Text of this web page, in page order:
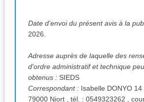
Date d'envoi du présent avis à la
2026.
Adresse auprès de laquelle des
d'ordre administratif et technique
obtenus : SIEDS
Correspondant : Isabelle DONYO 14 rue Joule
79000 Niort , tél. :